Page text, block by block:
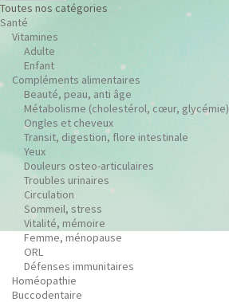
Toutes nos catégories
Santé
Vitamines
Adulte
Enfant
Compléments alimentaires
Beauté, peau, anti âge
Métabolisme (cholestérol, cœur, glycémie)
Ongles et cheveux
Transit, digestion, flore intestinale
Yeux
Douleurs osteo-articulaires
Troubles urinaires
Circulation
Sommeil, stress
Vitalité, mémoire
Femme, ménopause
ORL
Défenses immunitaires
Homéopathie
Buccodentaire